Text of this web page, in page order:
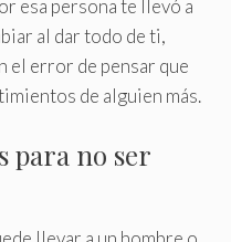
esa persona te llevó a
al dar todo de ti,
el error de pensar que
de alguien más.
para no ser